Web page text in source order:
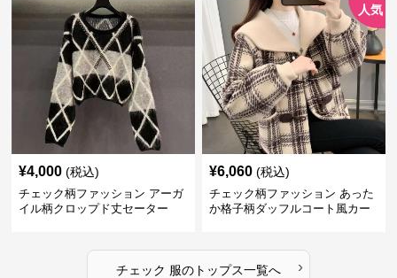
¥4,000 (税込)
チェック柄ファッション アーガ
イル柄クロップド丈セーター
人気
¥6,060 (税込)
チェック柄ファッション あった
か格子柄ダッフルコート風カー
チェック 服のトップス一覧へ ›